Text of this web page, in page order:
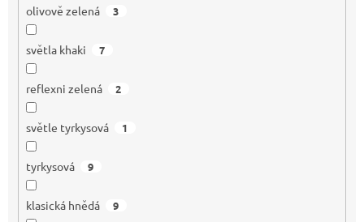
olivově zelená 3
světla khaki 7
reflexni zelená 2
světle tyrkysová 1
tyrkysová 9
klasická hnědá 9